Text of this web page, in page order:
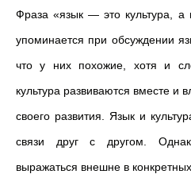
Фраза «язык — это культура, а
упоминается при обсуждении
что у них похожие, хотя и
культура развиваются вместе и
своего развития. Язык и
связи друг с другом.
выражаться внешне в